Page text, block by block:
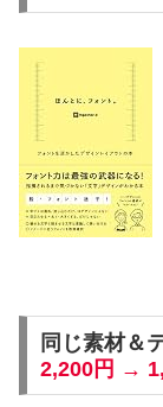
同じ素材＆
2,200円 →